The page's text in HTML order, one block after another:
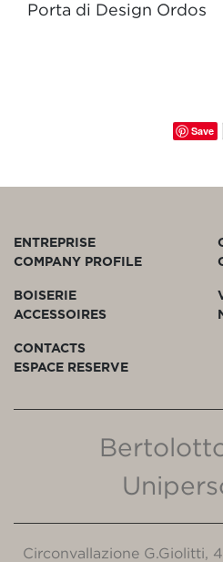
Porta di Design Ordos
Save
ENTREPRISE
COMPANY PROFILE
BOISERIE
ACCESSOIRES
CONTACTS
ESPACE RESERVE
Circonvallazione G.Giolitti,